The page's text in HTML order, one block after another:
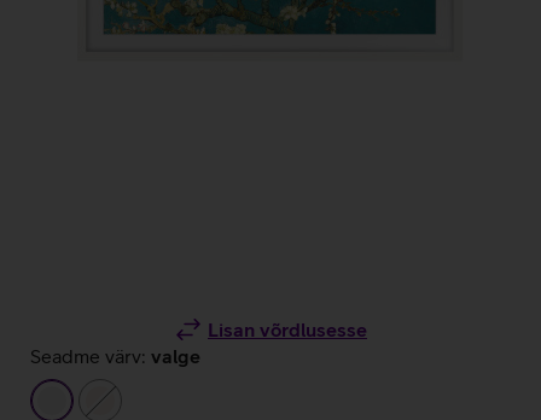
Lisan võrdlusesse
Seadme värv: valge
valgebeež